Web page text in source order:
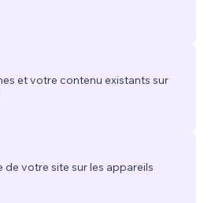
et votre contenu existants sur
votre site sur les appareils